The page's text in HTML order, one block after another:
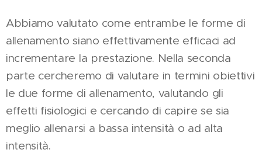
Abbiamo valutato come entrambe le forme di
allenamento siano effettivamente efficaci ad
incrementare la prestazione. Nella seconda
parte cercheremo di valutare in termini obiettivi
le due forme di allenamento, valutando gli
effetti fisiologici e cercando di capire se sia
meglio allenarsi a bassa intensità o ad alta
intensità.